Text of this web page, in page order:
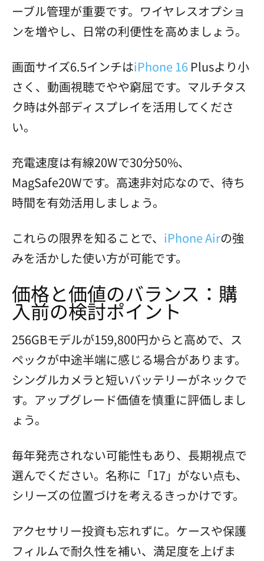
ーブル管理が重要です。ワイヤレスオプショ
ンを増やし、日常の利便性を高めましょう。
画面サイズ6.5インチはiPhone 16 Plusより小
さく、動画視聴でやや窮屈です。マルチタス
ク時は外部ディスプレイを活用してくださ
い。
充電速度は有線20Wで30分50%、
MagSafe20Wです。高速非対応なので、待ち
時間を有効活用しましょう。
これらの限界を知ることで、 iPhone Airの強
みを活かした使い方が可能です。
価格と価値のバランス：購
入前の検討ポイント
256GBモデルが159,800円からと高めで、ス
ペックが中途半端に感じる場合があります。
シングルカメラと短いバッテリーがネックで
す。アップグレード価値を慎重に評価しまし
ょう。
毎年発売されない可能性もあり、長期視点で
選んでください。名称に「17」がない点も、
シリーズの位置づけを考えるきっかけです。
アクセサリー投資も忘れずに。ケースや保護
フィルムで耐久性を補い、満足度を上げま